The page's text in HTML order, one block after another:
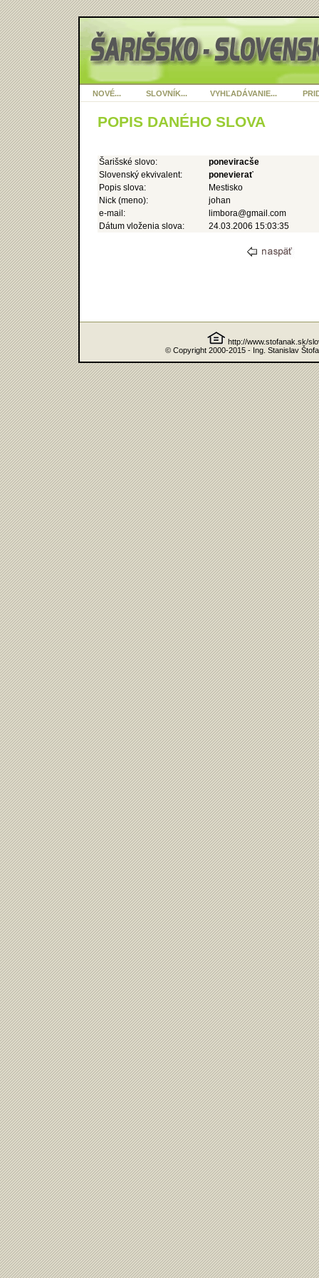
NOVÉ... SLOVNÍK... VYHĽADÁVANIE...
POPIS DANÉHO SLOVA
Šarišské slovo:
poneviracše
Slovenský ekvivalent:
ponevierať
Popis slova:
Mestisko
Nick (meno):
johan
e-mail:
limbora@gmail.com
Dátum vloženia slova:
24.03.2006 15:03:35
http://www.stofanak.sk/
© Copyright 2000-2015 - Ing. Stanislav